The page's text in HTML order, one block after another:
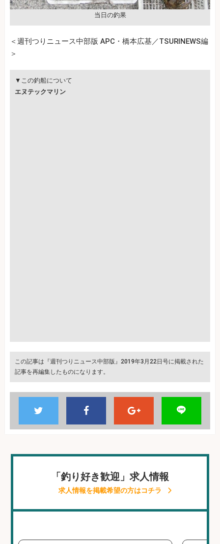
当日の釣果
＜週刊つりニュース中部版 APC・橋本広基／TSURINEWS編
＞
▼この釣船について
エヌテックマリン
この記事は『週刊つりニュース中部版』2019年3月22日号に掲載された
記事を再編集したものになります。
「釣り好き歓迎」求人情報
求人情報を掲載希望の方はコチラ